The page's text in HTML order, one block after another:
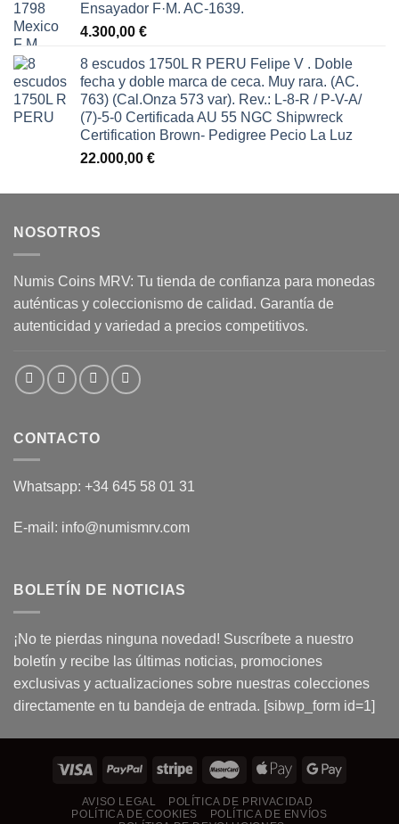
Ensayador F·M. AC-1639.
4.300,00 €
8 escudos 1750L R PERU Felipe V . Doble
fecha y doble marca de ceca. Muy rara. (AC.
763) (Cal.Onza 573 var). Rev.: L-8-R / P-V-A/
(7)-5-0 Certificada AU 55 NGC Shipwreck
Certification Brown- Pedigree Pecio La Luz
22.000,00 €
NOSOTROS
Numis Coins MRV: Tu tienda de confianza para monedas
auténticas y coleccionismo de calidad. Garantía de
autenticidad y variedad a precios competitivos.
CONTACTO
Whatsapp: +34 645 58 01 31
E-mail: info@numismrv.com
BOLETÍN DE NOTICIAS
¡No te pierdas ninguna novedad! Suscríbete a nuestro
boletín y recibe las últimas noticias, promociones
exclusivas y actualizaciones sobre nuestras colecciones
directamente en tu bandeja de entrada. [sibwp_form id=1]
AVISO LEGAL
POLÍTICA DE PRIVACIDAD
POLÍTICA DE COOKIES
POLÍTICA DE ENVÍOS